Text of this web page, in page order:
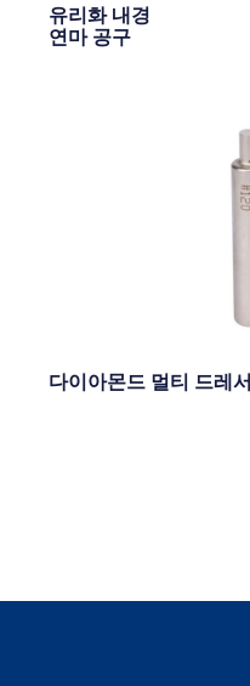
유리화 내경
연마 공구
다이아몬드 멀티 드레서